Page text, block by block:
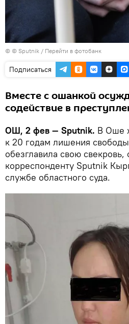
© © Sputnik / Перейти в фотобанк
Подписаться
Вместе с ошанкой
содействие в
ОШ, 2 фев — Sputnik. В Оше
к 20 годам лишения свободы
обезглавила свою
корреспонденту Sputnik
службе областного суда.